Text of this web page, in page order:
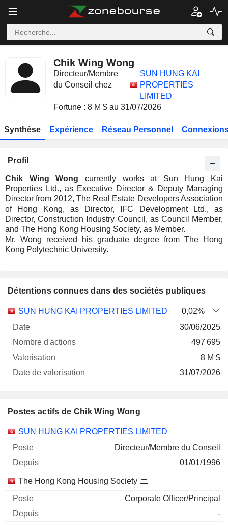
Chik Wing Wong
Directeur/Membre
du Conseil chez
SUN HUNG KAI
PROPERTIES
LIMITED
Fortune : 8 M $ au 31/07/2026
Synthèse Expérience Réseau Personnel
Profil
Chik Wing Wong currently works at Sun Hung Kai
Properties Ltd., as Executive Director & Deputy Managing
Director from 2012, The Real Estate Developers Association
of Hong Kong, as Director, IFC Development Ltd., as
Director, Construction Industry Council, as Council Member,
and The Hong Kong Housing Society, as Member.
Mr. Wong received his graduate degree from The Hong
Kong Polytechnic University.
Détentions connues dans des sociétés publiques
Nombre
Date de
SUN HUNG KAI PROPERTIES LIMITED
0,02%
30/06/2025
497 695
8 M $
31/07/2026
Postes actifs de Chik Wing Wong
Sociétés Poste Début
SUN HUNG KAI PROPERTIES LIMITED
Directeur/Membre du Conseil
01/01/1996
The Hong Kong Housing Society
Corporate Officer/Principal
-